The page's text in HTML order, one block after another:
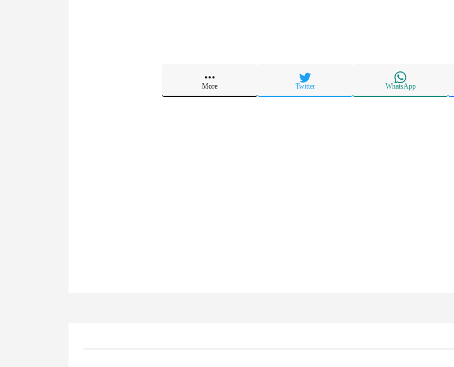
WhatsApp
Twitter
More